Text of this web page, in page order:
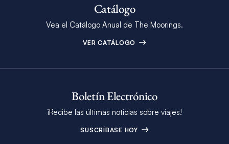
Catálogo
Vea el Catálogo Anual de The Moorings.
VER CATÁLOGO
Boletín Electrónico
¡Recibe las últimas noticias sobre viajes!
SUSCRÍBASE HOY